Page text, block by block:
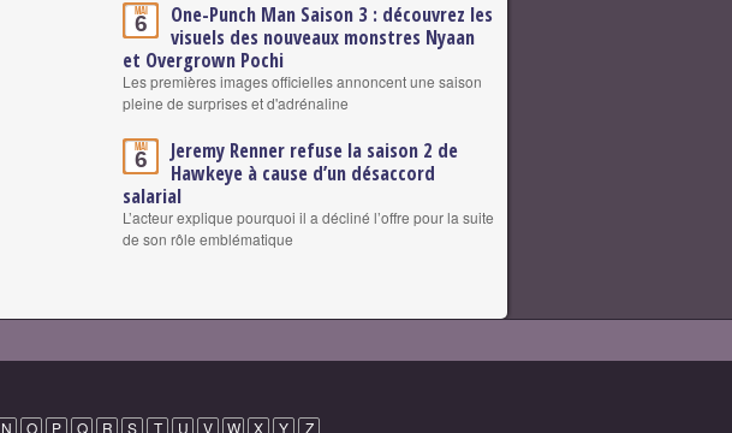
Mai
6
One-Punch Man Saison 3 : découvrez les
visuels des nouveaux monstres Nyaan
et Overgrown Pochi
Les premières images officielles annoncent une saison
pleine de surprises et d'adrénaline
Mai
6
Jeremy Renner refuse la saison 2 de
Hawkeye à cause d’un désaccord
salarial
L’acteur explique pourquoi il a décliné l’offre pour la suite
de son rôle emblématique
N O P Q R S T U V W X Y Z